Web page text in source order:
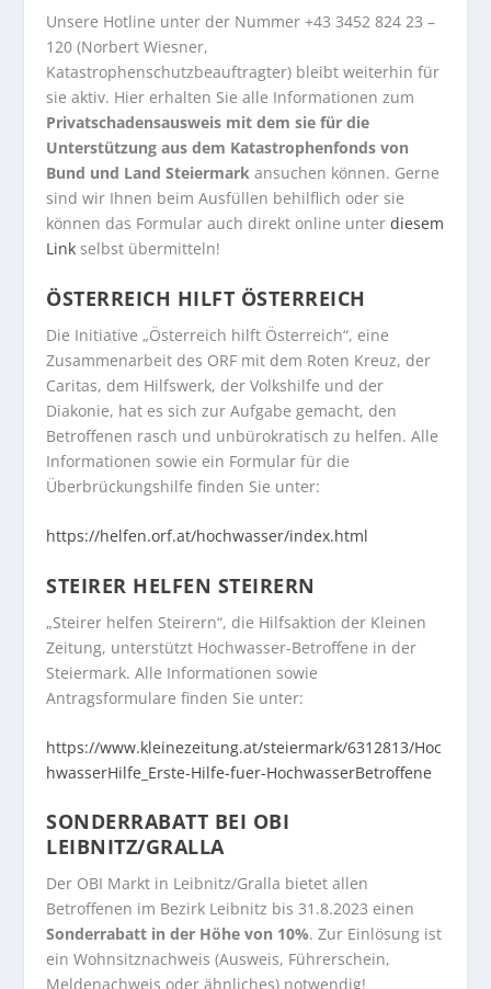
Unsere Hotline unter der Nummer +43 3452 824 23 –
120 (Norbert Wiesner,
Katastrophenschutzbeauftragter) bleibt weiterhin für
sie aktiv. Hier erhalten Sie alle Informationen zum
Privatschadensausweis mit dem sie für die
Unterstützung aus dem Katastrophenfonds von
Bund und Land Steiermark ansuchen können. Gerne
sind wir Ihnen beim Ausfüllen behilflich oder sie
können das Formular auch direkt online unterdiesem
Link selbst übermitteln!
ÖSTERREICH HILFT ÖSTERREICH
Die Initiative „Österreich hilft Österreich“, eine
Zusammenarbeit des ORF mit dem Roten Kreuz, der
Caritas, dem Hilfswerk, der Volkshilfe und der
Diakonie, hat es sich zur Aufgabe gemacht, den
Betroffenen rasch und unbürokratisch zu helfen. Alle
Informationen sowie ein Formular für die
Überbrückungshilfe finden Sie unter:
https://helfen.orf.at/hochwasser/index.html
STEIRER HELFEN STEIRERN
„Steirer helfen Steirern“, die Hilfsaktion der Kleinen
Zeitung, unterstützt Hochwasser-Betroffene in der
Steiermark. Alle Informationen sowie
Antragsformulare finden Sie unter:
https://www.kleinezeitung.at/steiermark/6312813/Hoc
hwasserHilfe_Erste-Hilfe-fuer-HochwasserBetroffene
SONDERRABATT BEI OBI
LEIBNITZ/GRALLA
Der OBI Markt in Leibnitz/Gralla bietet allen
Betroffenen im Bezirk Leibnitz bis 31.8.2023 einen
Sonderrabatt in der Höhe von 10%. Zur Einlösung ist
ein Wohnsitznachweis (Ausweis, Führerschein,
Meldenachweis oder ähnliches) notwendig!